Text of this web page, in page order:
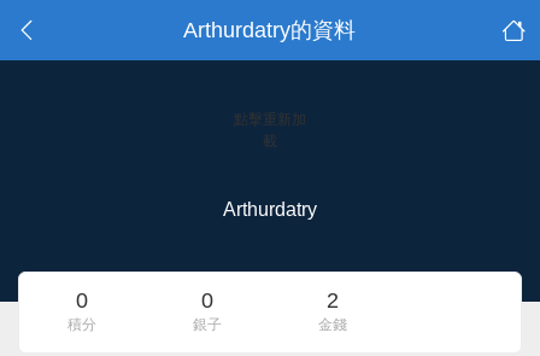
Arthurdatry的資料
點擊重新加
載
Arthurdatry
0
積分
0
銀子
2
金錢